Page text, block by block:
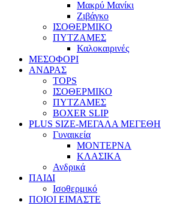
Μακρύ Μανίκι
Ζιβάγκο
ΙΣΟΘΕΡΜΙΚΟ
ΠΥΤΖΑΜΕΣ
Καλοκαιρινές
ΜΕΣΟΦΟΡΙ
ΑΝΔΡΑΣ
TOPS
ΙΣΟΘΕΡΜΙΚΟ
ΠΥΤΖΑΜΕΣ
BOXER SLIP
PLUS SIZE-ΜΕΓΑΛΑ ΜΕΓΕΘΗ
Γυναικεία
ΜΟΝΤΕΡΝΑ
ΚΛΑΣΙΚΑ
Ανδρικά
ΠΑΙΔΙ
Ισοθερμικό
ΠΟΙΟΙ ΕΙΜΑΣΤΕ